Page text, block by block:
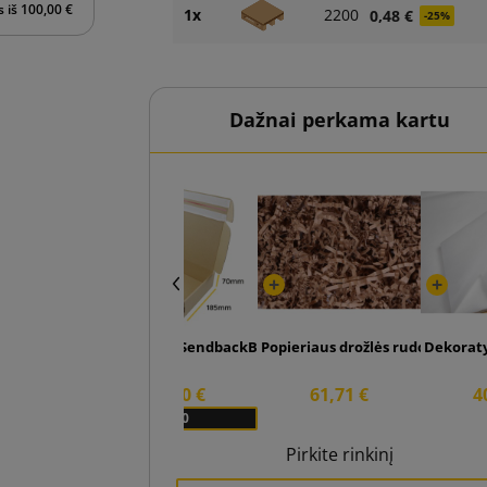
iš 100,00 € 1x 2200 0,48 € -25%
Dažnai perkama kartu
290x185x70 SendbackBox BB10 E-komercijos
20,80 €
x 20
Popieriaus drožlės rudos spalvos
61,71 €
Pirkite rinkinį